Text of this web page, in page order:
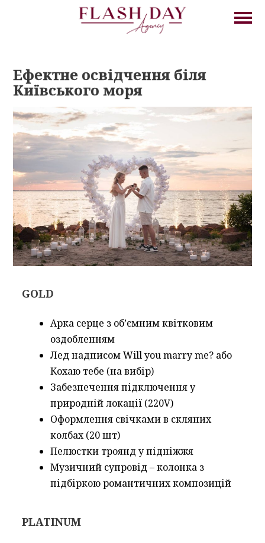
Ефектне освідчення біля
Київського моря
GOLD
Арка серце з обʼємним квітковим
оздобленням
Лед надписом Will you marry me? або
Кохаю тебе (на вибір)
Забезпечення підключення у
природній локації (220V)
Оформлення свічками в скляних
колбах (20 шт)
Пелюстки троянд у підніжжя
Музичний супровід – колонка з
підбіркою романтичних композицій
PLATINUM